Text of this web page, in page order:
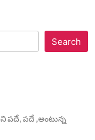
Search
పదే, పదే ,అంటున్న